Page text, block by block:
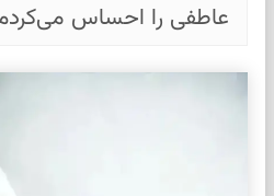
عاطفی را احساس